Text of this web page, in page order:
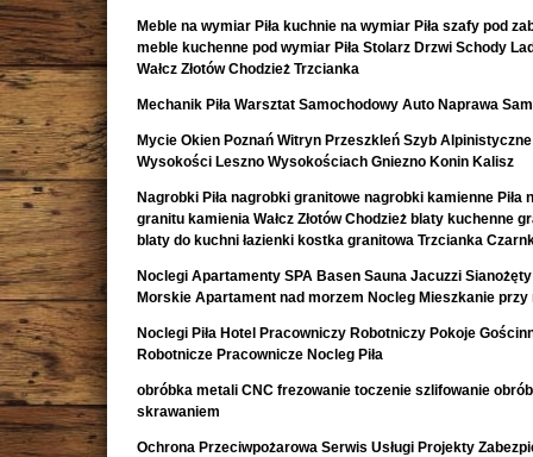
Meble na wymiar Piła kuchnie na wymiar Piła szafy pod
meble kuchenne pod wymiar Piła Stolarz Drzwi Schody
Wałcz Złotów Chodzież Trzcianka
Mechanik Piła Warsztat Samochodowy Auto Naprawa
Mycie Okien Poznań Witryn Przeszkleń Szyb
Wysokości Leszno Wysokościach Gniezno Konin Kalisz
Nagrobki Piła nagrobki granitowe nagrobki kamienne Piła
granitu kamienia Wałcz Złotów Chodzież blaty kuchenne
blaty do kuchni łazienki kostka granitowa Trzcianka
Noclegi Apartamenty SPA Basen Sauna Jacuzzi
Morskie Apartament nad morzem Nocleg Mieszkanie przy
Noclegi Piła Hotel Pracowniczy Robotniczy Pokoje
Robotnicze Pracownicze Nocleg Piła
obróbka metali CNC frezowanie toczenie szlifowanie
skrawaniem
Ochrona Przeciwpożarowa Serwis Usługi Projekty